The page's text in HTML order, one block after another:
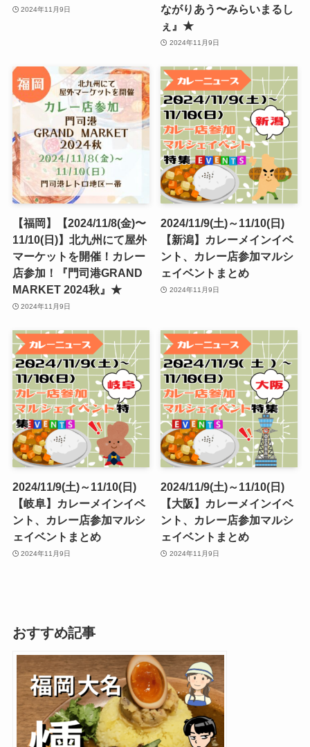
2024年11月9日
ながりあう〜みらいまるし
ぇ』★
2024年11月9日
【福岡】【2024/11/8(金)〜
11/10(日)】北九州にて屋外
マーケットを開催！カレー
店参加！『門司港GRAND
MARKET 2024秋』★
2024年11月9日
2024/11/9(土)～11/10(日)
【新潟】カレーメインイベ
ント、カレー店参加マルシ
ェイベントまとめ
2024年11月9日
2024/11/9(土)～11/10(日)
【岐阜】カレーメインイベ
ント、カレー店参加マルシ
ェイベントまとめ
2024年11月9日
2024/11/9(土)～11/10(日)
【大阪】カレーメインイベ
ント、カレー店参加マルシ
ェイベントまとめ
2024年11月9日
おすすめ記事